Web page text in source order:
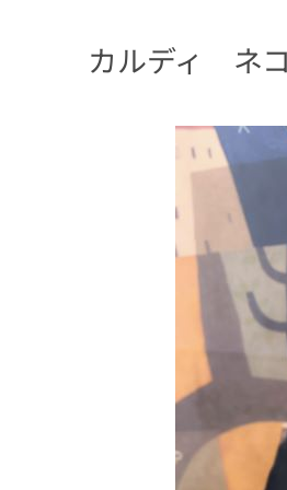
カルディ ネ